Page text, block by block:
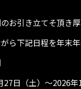
お引き立てそ頂き厚
ら下記日程を年末
日（土）～2026年